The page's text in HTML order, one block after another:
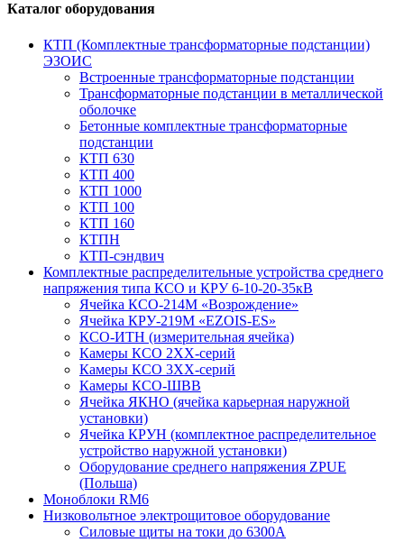
Каталог оборудования
КТП (Комплектные трансформаторные подстанции)
ЭЗОИС
Встроенные трансформаторные подстанции
Трансформаторные подстанции в металлической
оболочке
Бетонные комплектные трансформаторные
подстанции
КТП 630
КТП 400
КТП 1000
КТП 100
КТП 160
КТПН
КТП-сэндвич
Комплектные распределительные устройства среднего
напряжения типа КСО и КРУ 6-10-20-35кВ
Ячейка КСО-214М «Возрождение»
Ячейка КРУ-219М «EZOIS-ES»
КСО-ИТН (измерительная ячейка)
Камеры КСО 2ХХ-серий
Камеры КСО 3ХХ-серий
Камеры КСО-ШВВ
Ячейка ЯКНО (ячейка карьерная наружной
установки)
Ячейка КРУН (комплектное распределительное
устройство наружной установки)
Оборудование среднего напряжения ZPUE
(Польша)
Моноблоки RM6
Низковольтное электрощитовое оборудование
Силовые щиты на токи до 6300А